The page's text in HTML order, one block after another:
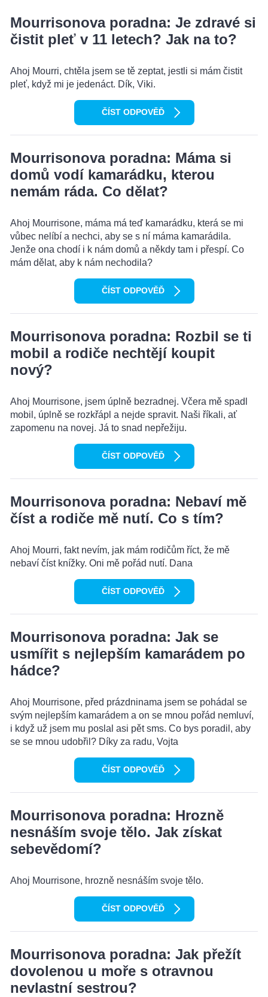
Mourrisonova poradna: Je zdravé si
čistit pleť v 11 letech? Jak na to?
Ahoj Mourri, chtěla jsem se tě zeptat, jestli si mám čistit
pleť, když mi je jedenáct. Dík, Viki.
ČÍST ODPOVĚĎ
Mourrisonova poradna: Máma si
domů vodí kamarádku, kterou
nemám ráda. Co dělat?
Ahoj Mourrisone, máma má teď kamarádku, která se mi
vůbec nelíbí a nechci, aby se s ní máma kamarádila.
Jenže ona chodí i k nám domů a někdy tam i přespí. Co
mám dělat, aby k nám nechodila?
ČÍST ODPOVĚĎ
Mourrisonova poradna: Rozbil se ti
mobil a rodiče nechtějí koupit
nový?
Ahoj Mourrisone, jsem úplně bezradnej. Včera mě spadl
mobil, úplně se rozkřápl a nejde spravit. Naši říkali, ať
zapomenu na novej. Já to snad nepřežiju.
ČÍST ODPOVĚĎ
Mourrisonova poradna: Nebaví mě
číst a rodiče mě nutí. Co s tím?
Ahoj Mourri, fakt nevím, jak mám rodičům říct, že mě
nebaví číst knížky. Oni mě pořád nutí. Dana
ČÍST ODPOVĚĎ
Mourrisonova poradna: Jak se
usmířit s nejlepším kamarádem po
hádce?
Ahoj Mourrisone, před prázdninama jsem se pohádal se
svým nejlepším kamarádem a on se mnou pořád nemluví,
i když už jsem mu poslal asi pět sms. Co bys poradil, aby
se se mnou udobřil? Díky za radu, Vojta
ČÍST ODPOVĚĎ
Mourrisonova poradna: Hrozně
nesnáším svoje tělo. Jak získat
sebevědomí?
Ahoj Mourrisone, hrozně nesnáším svoje tělo.
ČÍST ODPOVĚĎ
Mourrisonova poradna: Jak přežít
dovolenou u moře s otravnou
nevlastní sestrou?